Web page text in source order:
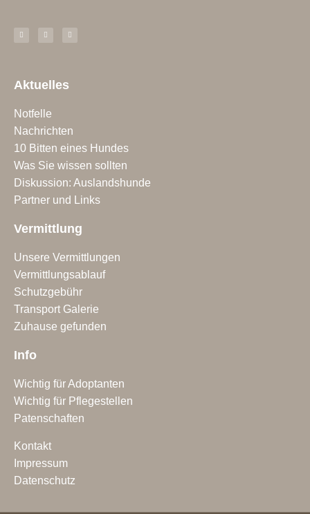
Aktuelles
Notfelle
Nachrichten
10 Bitten eines Hundes
Was Sie wissen sollten
Diskussion: Auslandshunde
Partner und Links
Vermittlung
Unsere Vermittlungen
Vermittlungsablauf
Schutzgebühr
Transport Galerie
Zuhause gefunden
Info
Wichtig für Adoptanten
Wichtig für Pflegestellen
Patenschaften
Kontakt
Impressum
Datenschutz